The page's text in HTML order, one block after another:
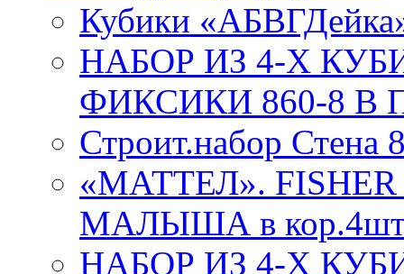
Кубики
НАБОР ИЗ 4-Х
ФИКСИКИ 860-8 В
Строит.набор Стена
«МАТТЕЛ».
МАЛЫША в
НАБОР ИЗ 4-Х